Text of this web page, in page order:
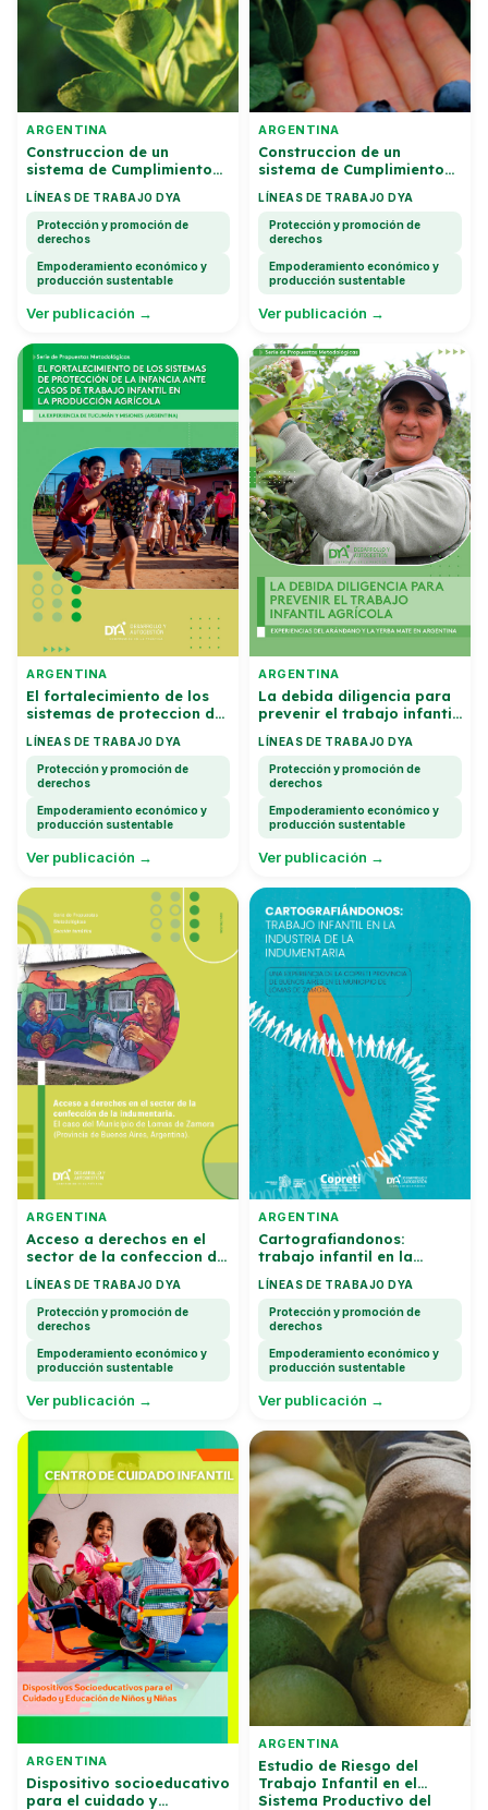
ARGENTINA
Construccion de un
sistema de Cumplimiento
para la prevencion y la
Erradicacion del Trabajo
infantil y la Promocion del
Trabajo Adolescente en
LÍNEAS DE TRABAJO DYA
Protección y promoción de
derechos
Empoderamiento económico y
producción sustentable
Ver publicación →
ARGENTINA
Construccion de un
sistema de Cumplimiento
para la prevencion y la
Erradicacion del Trabajo
infantil y la Promocion del
Trabajo Adolescente en
LÍNEAS DE TRABAJO DYA
Protección y promoción de
derechos
Empoderamiento económico y
producción sustentable
Ver publicación →
ARGENTINA
El fortalecimiento de los
sistemas de proteccion de
la infancia ante casos de
trabajo infantil en la
produccion agricola —
Serie de Propuestas
LÍNEAS DE TRABAJO DYA
Protección y promoción de
derechos
Empoderamiento económico y
producción sustentable
Ver publicación →
ARGENTINA
La debida diligencia para
prevenir el trabajo infantil
agricola
LÍNEAS DE TRABAJO DYA
Protección y promoción de
derechos
Empoderamiento económico y
producción sustentable
Ver publicación →
ARGENTINA
Acceso a derechos en el
sector de la confeccion de
la indumentaria: El caso
del Municipio de Lomas de
Zamora
LÍNEAS DE TRABAJO DYA
Protección y promoción de
derechos
Empoderamiento económico y
producción sustentable
Ver publicación →
ARGENTINA
Cartografiandonos:
trabajo infantil en la
industria de la
indumentaria
LÍNEAS DE TRABAJO DYA
Protección y promoción de
derechos
Empoderamiento económico y
producción sustentable
Ver publicación →
ARGENTINA
Dispositivo socioeducativo
para el cuidado y
ARGENTINA
Estudio de Riesgo del
Trabajo Infantil en el
Sistema Productivo del